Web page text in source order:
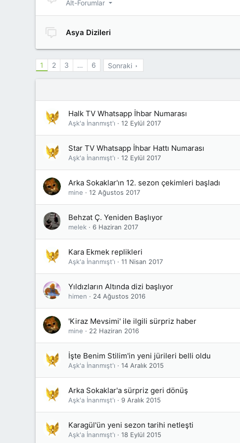
Alt-Forumlar
Asya Dizileri
1 2 3 … 6 Sonraki
Halk TV Whatsapp İhbar Numarası
Aşk'a İnanmışt'ı 12 Eylül 2017
Star TV Whatsapp İhbar Hattı Numarası
Aşk'a İnanmışt'ı 12 Eylül 2017
Arka Sokaklar'ın 12. sezon çekimleri başladı
mine 12 Ağustos 2017
Behzat Ç. Yeniden Başlıyor
melek 6 Haziran 2017
Kara Ekmek replikleri
Aşk'a İnanmışt'ı 11 Nisan 2017
Yıldızların Altında dizi başlıyor
himen 24 Ağustos 2016
'Kiraz Mevsimi' ile ilgili sürpriz haber
mine 22 Haziran 2016
İşte Benim Stilim'in yeni jürileri belli oldu
Aşk'a İnanmışt'ı 14 Aralık 2015
Arka Sokaklar'a sürpriz geri dönüş
Aşk'a İnanmışt'ı 9 Aralık 2015
Karagül'ün yeni sezon tarihi netleşti
Aşk'a İnanmışt'ı 18 Eylül 2015